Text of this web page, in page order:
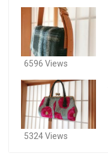
6596 Views
5324 Views